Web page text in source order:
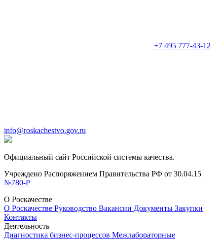
+7 495 777-43-12
info@roskachestvo.gov.ru
Официальный сайт Российской системы качества.
Учреждено Распоряжением Правительства РФ от 30.04.15
№780-Р
О Роскачестве
О Роскачестве Руководство Вакансии Документы Закупки
Контакты
Деятельность
Диагностика бизнес-процессов Межлабораторные